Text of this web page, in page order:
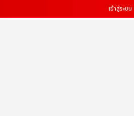
เข้าสู่ระบบ